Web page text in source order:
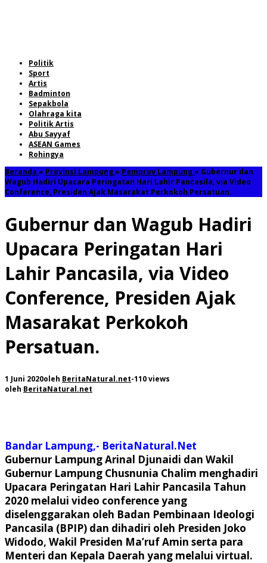
Politik
Sport
Artis
Badminton
Sepakbola
Olahraga kita
Politik Artis
Abu Sayyaf
ASEAN Games
Rohingya
Beranda » Provinsi Lampung» Pemprov Lampung» Gubernur dan
Wagub Hadiri Upacara Peringatan Hari Lahir Pancasila, via Video
Conference, Presiden Ajak Masarakat Perkokoh Persatuan.
Gubernur dan Wagub Hadiri
Upacara Peringatan Hari
Lahir Pancasila, via Video
Conference, Presiden Ajak
Masarakat Perkokoh
Persatuan.
1 Juni 2020oleh BeritaNatural.net-110 views
oleh BeritaNatural.net
Bandar Lampung,- BeritaNatural.Net
Gubernur Lampung Arinal Djunaidi dan Wakil
Gubernur Lampung Chusnunia Chalim menghadiri
Upacara Peringatan Hari Lahir Pancasila Tahun
2020 melalui video conference yang
diselenggarakan oleh Badan Pembinaan Ideologi
Pancasila (BPIP) dan dihadiri oleh Presiden Joko
Widodo, Wakil Presiden Ma’ruf Amin serta para
Menteri dan Kepala Daerah yang melalui virtual.